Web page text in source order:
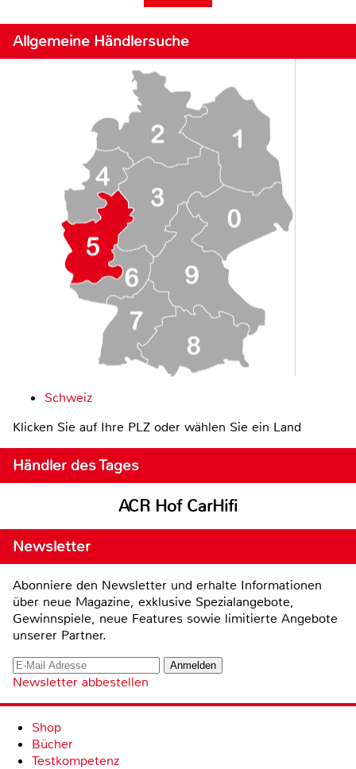
Allgemeine Händlersuche
Schweiz
Klicken Sie auf Ihre PLZ oder wählen Sie ein Land
Händler des Tages
ACR Hof CarHifi
Newsletter
Abonniere den Newsletter und erhalte Informationen
über neue Magazine, exklusive Spezialangebote,
Gewinnspiele, neue Features sowie limitierte Angebote
unserer Partner.
Newsletter abbestellen
Shop
Bücher
Testkompetenz